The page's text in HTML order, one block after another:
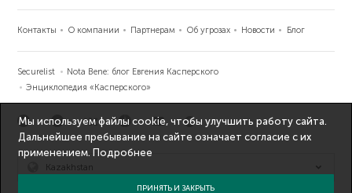
Контакты О компании Партнерам Об угрозах Новости Блог
Securelist
Nota Bene: блог Евгения Касперского
Энциклопедия «Касперского»
Kazakhstan
Мы используем файлы cookie, чтобы улучшить работу сайта.
Дальнейшее пребывание на сайте означает согласие с их
применением. Подробнее
ПРИНЯТЬ И ЗАКРЫТЬ